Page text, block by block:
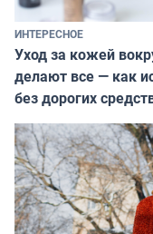
ИНТЕРЕСНОЕ
Уход за кожей
делают все — как
без дорогих